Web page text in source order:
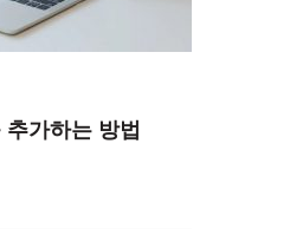
추가하는 방법